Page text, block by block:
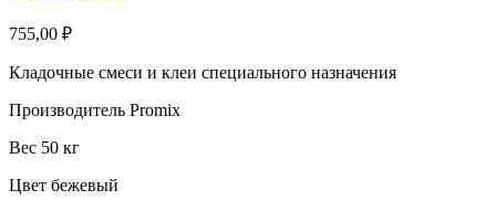
755,00 ₽
Кладочные смеси и клеи специального назначения
Производитель Promix
Вес 50 кг
Цвет бежевый